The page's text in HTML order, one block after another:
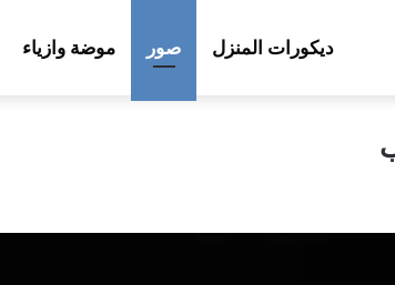
ديكورات المنزل صور موضة وازياء